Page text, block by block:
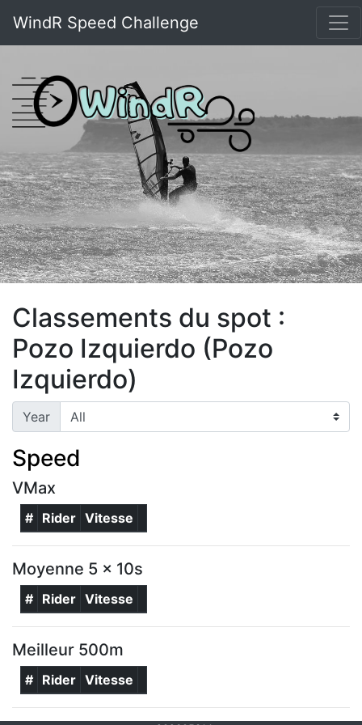
WindR Speed Challenge
Classements du spot :
Pozo Izquierdo (Pozo
Izquierdo)
Year
Speed
VMax
# Rider Vitesse
Moyenne 5 x 10s
# Rider Vitesse
Meilleur 500m
# Rider Vitesse